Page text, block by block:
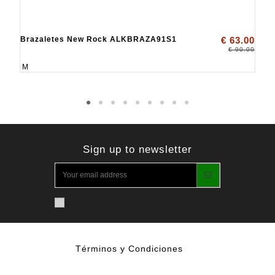
Brazaletes New Rock ALKBRAZA91S1 € 63.00
€ 90.00
M
Sign up to newsletter
Términos y Condiciones